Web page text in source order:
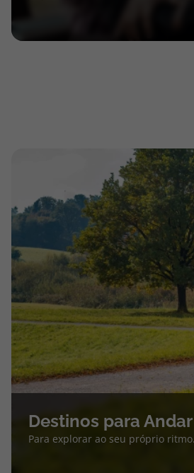
Destinos para
Para explorar ao seu próprio ritmo.